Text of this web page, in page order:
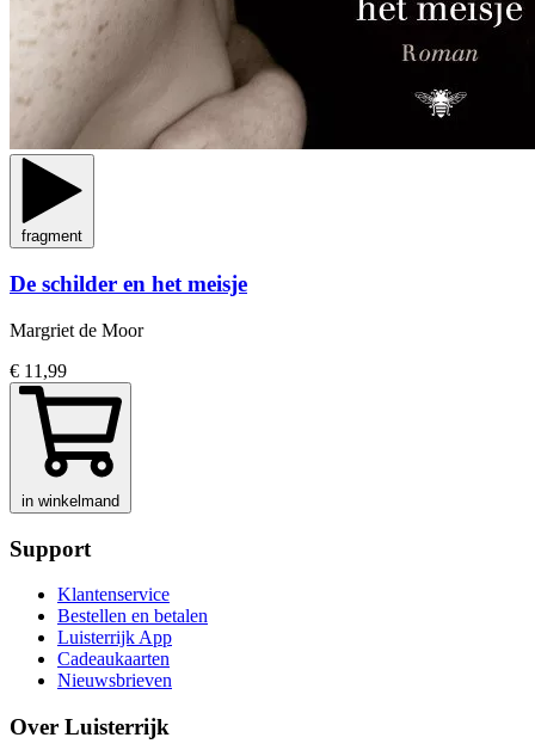
fragment
De schilder en het meisje
Margriet de Moor
€ 11,99
in winkelmand
Support
Klantenservice
Bestellen en betalen
Luisterrijk App
Cadeaukaarten
Nieuwsbrieven
Over Luisterrijk